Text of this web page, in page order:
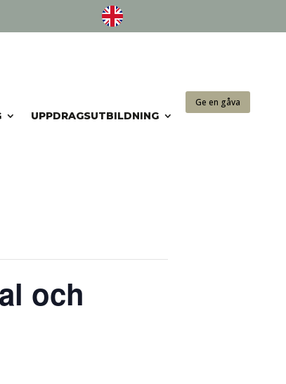
UPPDRAGSUTBILDNING
Ge en gåva
och